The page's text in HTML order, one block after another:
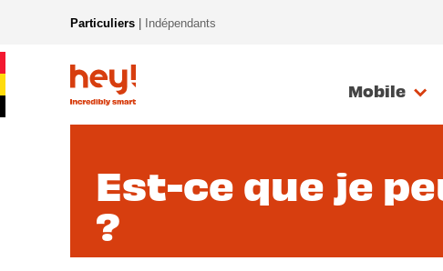
contenu
principal
Particuliers | Indépendants
navigation
Mobile
Est-ce que je
?